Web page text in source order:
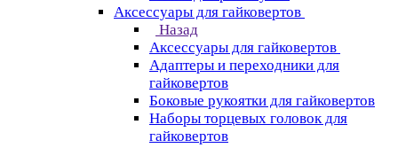
Аксессуары для гайковертов
Назад
Аксессуары для гайковертов
Адаптеры и переходники для
гайковертов
Боковые рукоятки для гайковертов
Наборы торцевых головок для
гайковертов